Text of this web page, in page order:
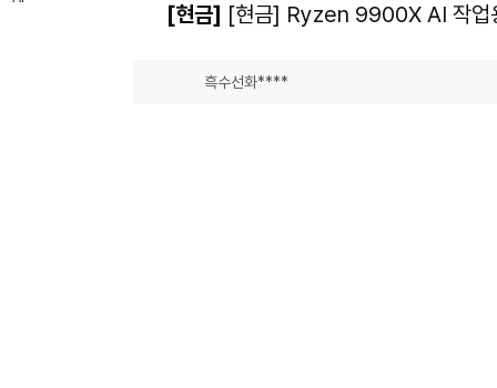
[현금] [현금] Ryzen 9900X AI 작업
흑수선화****